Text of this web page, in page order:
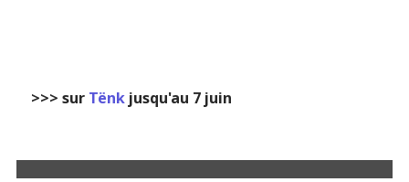
>>> sur Tënkjusqu'au 7 juin